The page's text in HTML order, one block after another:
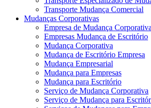
Transporte Mudança Comercial
Mudanças Corporativas
Empresa de Mudança Corporativa
Empresas Mudança de Escritório
Mudança Corporativa
Mudança de Escritório Empresa
Mudança Empresarial
Mudança para Empresas
Mudança para Escritório
Serviço de Mudança Corporativa
Serviço de Mudança para